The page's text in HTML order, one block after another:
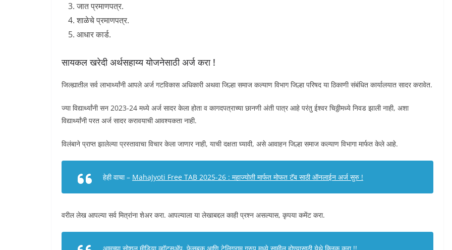
जात प्रमाणपत्र.
शाळेचे प्रमाणपत्र.
आधार कार्ड.
सायकल खरेदी अर्थसहाय्य योजनेसाठी अर्ज करा !
जिल्ह्यातील सर्व लाभार्थ्यांनी आपले अर्ज गटविकास अधिकारी अथवा जिल्हा समाज कल्याण विभाग जिल्हा परिषद या ठिकाणी संबंधित कार्यालयात सादर करावेत.
ज्या विद्यार्थ्यांनी सन 2023-24 मध्ये अर्ज सादर केला होता व कागदपत्राच्या छानणी अंती पात्र आहे परंतु ईश्वर चिठ्ठीमध्ये निवड झाली नाही, अशा
विद्यार्थ्यांनी परत अर्ज सादर करावयाची आवश्यकता नाही.
विलंबाने प्राप्त झालेल्या प्रस्तावाचा विचार केला जाणार नाही, याची दक्षता घ्यावी, असे आवाहन जिल्हा समाज कल्याण विभागा मार्फत केले आहे.
हेही वाचा – MahaJyoti Free TAB 2025-26 : महाज्योती मार्फत मोफत टॅब साठी ऑनलाईन अर्ज सुरु !
वरील लेख आपल्या सर्व मित्रांना शेअर करा. आपल्याला या लेखाबद्दल काही प्रश्न असल्यास, कृपया कमेंट करा.